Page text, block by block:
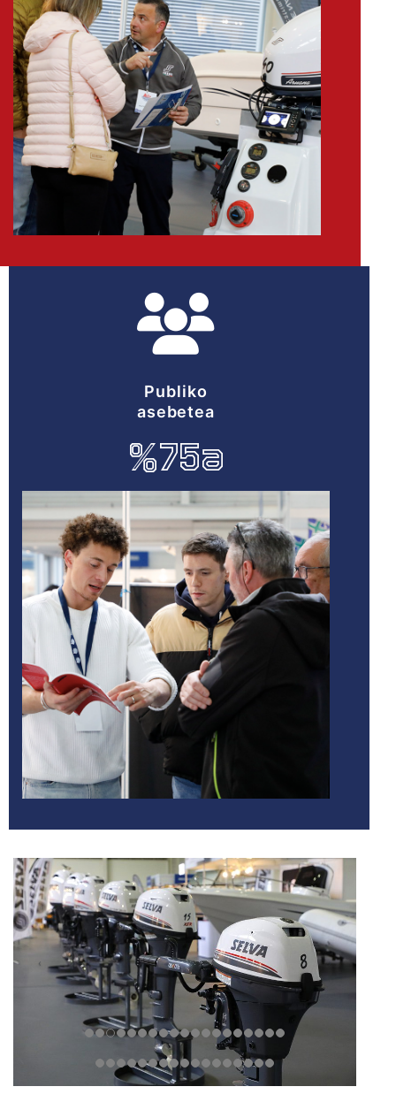
Publiko
asebetea
%75a